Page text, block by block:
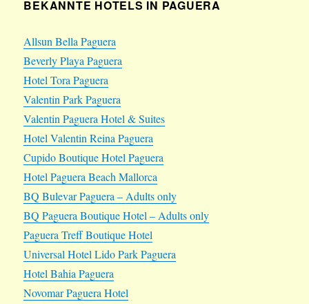
BEKANNTE HOTELS IN PAGUERA
Allsun Bella Paguera
Beverly Playa Paguera
Hotel Tora Paguera
Valentin Park Paguera
Valentin Paguera Hotel & Suites
Hotel Valentin Reina Paguera
Cupido Boutique Hotel Paguera
Hotel Paguera Beach Mallorca
BQ Bulevar Paguera – Adults only
BQ Paguera Boutique Hotel – Adults only
Paguera Treff Boutique Hotel
Universal Hotel Lido Park Paguera
Hotel Bahia Paguera
Novomar Paguera Hotel